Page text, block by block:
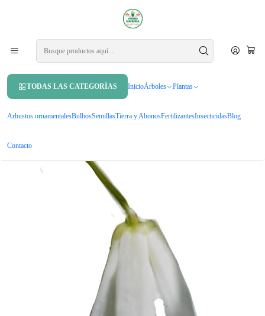
TODAS LAS CATEGORÍAS InicioÁrboles Plantas
Arbustos ornamentalesBulbosSemillasTierra y AbonosFertilizantesInsecticidasBlog
Contacto
APROVECHA UN 10% DE DCTO. EN TU PRIMERA COMPRA USANDO
Inicio Árboles
Patahua Patagua Pequeño Árbol Ornamental Nativo